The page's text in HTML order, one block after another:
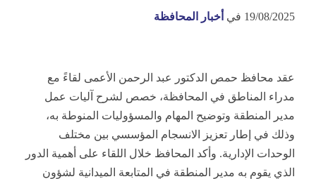
19/08/2025 في أخبار المحافظة
عقد محافظ حمص الدكتور عبد الرحمن الأعمى لقاءً مع
مدراء المناطق في المحافظة، خصص لشرح آليات عمل
مدير المنطقة وتوضيح المهام والمسؤوليات المنوطة به،
وذلك في إطار تعزيز الانسجام المؤسسي بين مختلف
الوحدات الإدارية. وأكد المحافظ خلال اللقاء على أهمية الدور
الذي يقوم به مدير المنطقة في المتابعة الميدانية لشؤون